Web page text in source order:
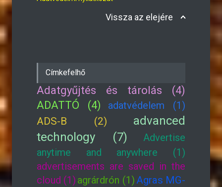
Vissza az elejére
Címkefelhő
Adatgyűjtés és tárolás (4)
ADATTÓ (4)
adatvédelem (1)
ADS-B (2)
advanced
technology (7)
Advertise
anytime and anywhere (1)
advertisements are saved in the
cloud (1) agrárdrón (1)Agras MG-